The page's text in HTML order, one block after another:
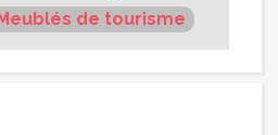
Meublés de tourisme